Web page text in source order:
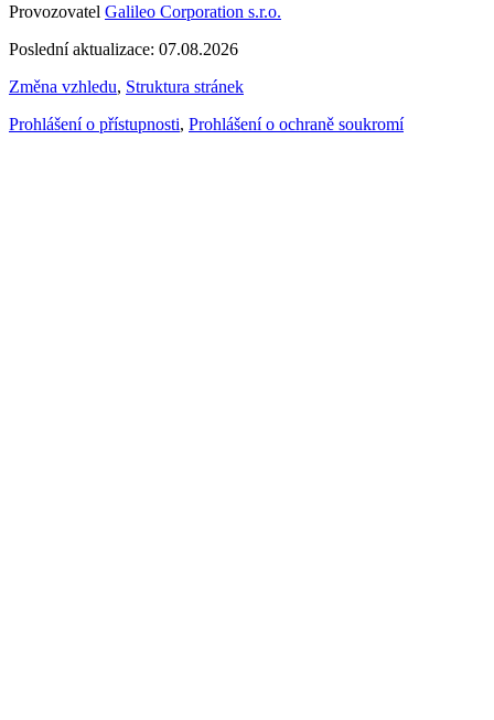
Provozovatel Galileo Corporation s.r.o.
Poslední aktualizace: 07.08.2026
Změna vzhledu, Struktura stránek
Prohlášení o přístupnosti, Prohlášení o ochraně soukromí